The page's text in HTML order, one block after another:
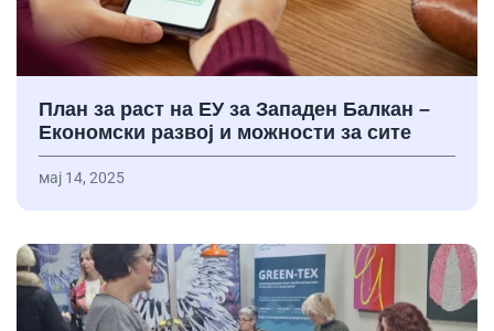
План за раст на ЕУ за Западен Балкан –
Економски развој и можности за сите
мај 14, 2025